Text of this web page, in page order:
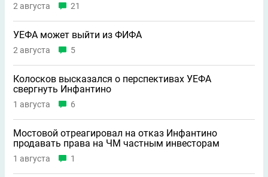
2 августа 21
УЕФА может выйти из ФИФА
2 августа 5
Колосков высказался о перспективах УЕФА
свергнуть Инфантино
1 августа 6
Мостовой отреагировал на отказ Инфантино
продавать права на ЧМ частным инвесторам
1 августа 1